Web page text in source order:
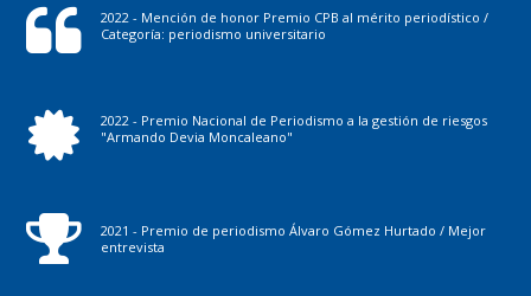
2022 - Mención de honor Premio CPB al mérito periodístico /
Categoría: periodismo universitario
2022 - Premio Nacional de Periodismo a la gestión de riesgos
"Armando Devia Moncaleano"
2021 - Premio de periodismo Álvaro Gómez Hurtado / Mejor
entrevista